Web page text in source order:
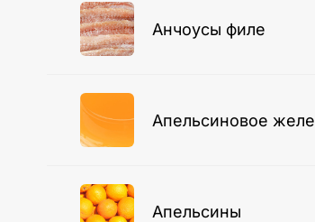
Анчоусы филе
Апельсиновое желе
Апельсины